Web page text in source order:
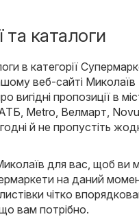
та каталоги
в категорії
веб-сайті Миколаїв
пропозиції в
Metro Велмарт
й не пропустіть
для вас, щоб ви
на даний
чітко
вам потрібно.